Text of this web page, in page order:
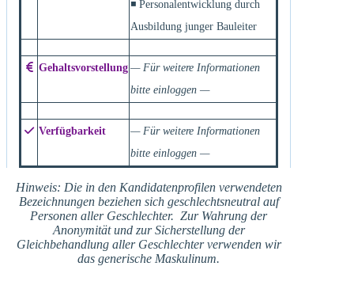
◾ Personalentwicklung durch
Ausbildung junger Bauleiter
Gehaltsvorstellung — Für weitere Informationen
bitte einloggen —
Verfügbarkeit
— Für weitere Informationen
bitte einloggen —
Hinweis: Die in den Kandidatenprofilen verwendeten
Bezeichnungen beziehen sich geschlechtsneutral auf
Personen aller Geschlechter. Zur Wahrung der
Anonymität und zur Sicherstellung der
Gleichbehandlung aller Geschlechter verwenden wir
das generische Maskulinum.